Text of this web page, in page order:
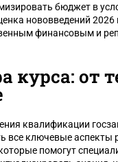
бюджет в
нововведений 2026
финансовым и
курса: от
квалификации
все ключевые аспекты
помогут